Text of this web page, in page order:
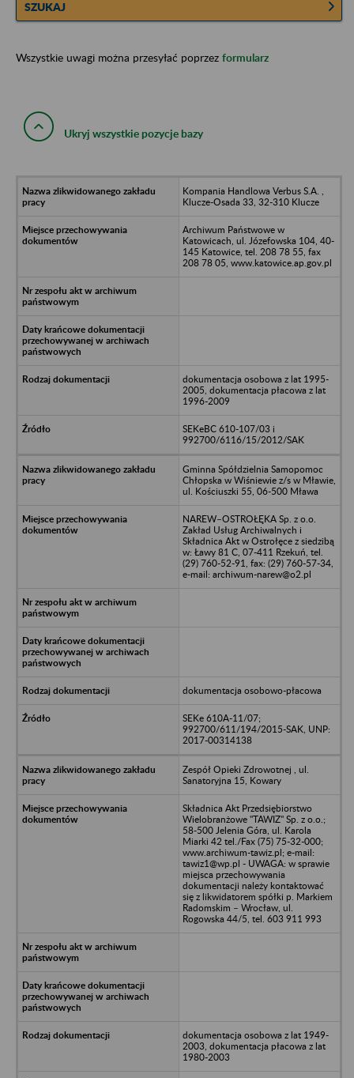
SZUKAJ
Wszystkie uwagi można przesyłać poprzez formularz
Ukryj wszystkie pozycje bazy
Kompania Handlowa Verbus S.A. ,
Klucze-Osada 33, 32-310 Klucze
Archiwum Państwowe w
Katowicach, ul. Józefowska 104, 40-
145 Katowice, tel. 208 78 55, fax
208 78 05, www.katowice.ap.gov.pl
dokumentacja osobowa z lat 1995-
2005, dokumentacja płacowa z lat
1996-2009
SEKeBC 610-107/03 i
992700/6116/15/2012/SAK
Gminna Spółdzielnia Samopomoc
Chłopska w Wiśniewie z/s w Mławie,
ul. Kościuszki 55, 06-500 Mława
NAREW–OSTROŁĘKA Sp. z o.o.
Zakład Usług Archiwalnych i
Składnica Akt w Ostrołęce z siedzibą
w: Ławy 81 C, 07-411 Rzekuń, tel.
(29) 760-52-91, fax: (29) 760-57-34,
e-mail: archiwum-narew@o2.pl
dokumentacja osobowo-płacowa
SEKe 610A-11/07;
992700/611/194/2015-SAK, UNP:
2017-00314138
Zespół Opieki Zdrowotnej , ul.
Sanatoryjna 15, Kowary
Składnica Akt Przedsiębiorstwo
Wielobranżowe "TAWIZ" Sp. z o.o.;
58-500 Jelenia Góra, ul. Karola
Miarki 42 tel./Fax (75) 75-32-000;
www.archiwum-tawiz.pl; e-mail:
tawiz1@wp.pl - UWAGA: w sprawie
miejsca przechowywania
dokumentacji należy kontaktować
się z likwidatorem spółki p. Markiem
Radomskim – Wrocław, ul.
Rogowska 44/5, tel. 603 911 993
dokumentacja osobowa z lat 1949-
2003, dokumentacja płacowa z lat
1980-2003